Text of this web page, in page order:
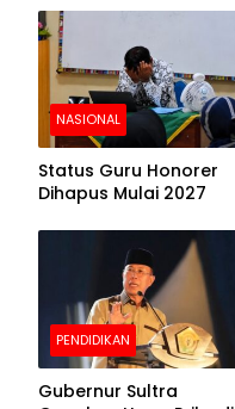
NASIONAL
Status Guru Honorer
Dihapus Mulai 2027
PENDIDIKAN
Gubernur Sultra